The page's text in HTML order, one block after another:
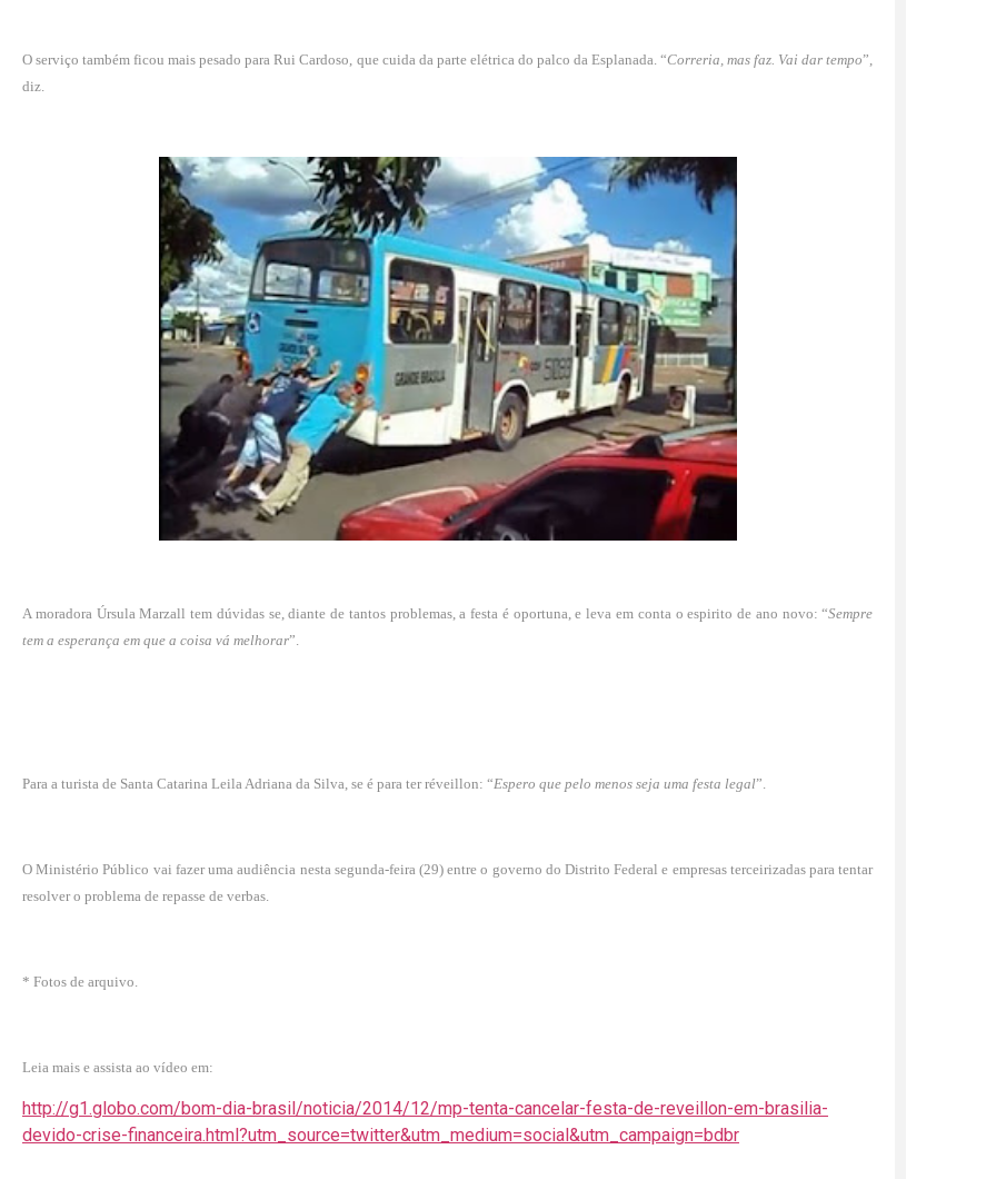
O serviço também ficou mais pesado para Rui Cardoso, que cuida da parte elétrica do palco da Esplanada. “Correria, mas faz. Vai dar tempo”,
diz.
A moradora Úrsula Marzall tem dúvidas se, diante de tantos problemas, a festa é oportuna, e leva em conta o espirito de ano novo: “Sempre
tem a esperança em que a coisa vá melhorar”.
Para a turista de Santa Catarina Leila Adriana da Silva, se é para ter réveillon: “Espero que pelo menos seja uma festa legal”.
O Ministério Público vai fazer uma audiência nesta segunda-feira (29) entre o governo do Distrito Federal e empresas terceirizadas para tentar
resolver o problema de repasse de verbas.
* Fotos de arquivo.
Leia mais e assista ao vídeo em:
http://g1.globo.com/bom-dia-brasil/noticia/2014/12/mp-tenta-cancelar-festa-de-reveillon-em-brasilia-
devido-crise-financeira.html?utm_source=twitter&utm_medium=social&utm_campaign=bdbr